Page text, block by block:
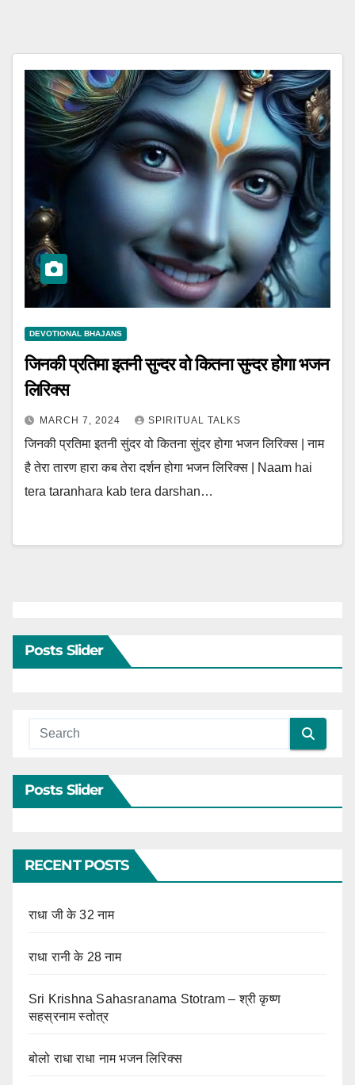
DEVOTIONAL BHAJANS
जिनकी प्रतिमा इतनी सुन्दर वो कितना सुन्दर होगा भजन
लिरिक्स
MARCH 7, 2024 SPIRITUAL TALKS
जिनकी प्रतिमा इतनी सुंदर वो कितना सुंदर होगा भजन लिरिक्स | नाम
है तेरा तारण हारा कब तेरा दर्शन होगा भजन लिरिक्स | Naam hai
tera taranhara kab tera darshan…
Posts Slider
Posts Slider
RECENT POSTS
राधा जी के 32 नाम
राधा रानी के 28 नाम
Sri Krishna Sahasranama Stotram – श्री कृष्ण
सहस्रनाम स्तोत्र
बोलो राधा राधा नाम भजन लिरिक्स